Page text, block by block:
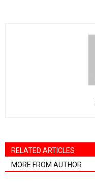
RELATED ARTICLES
MORE FROM AUTHOR